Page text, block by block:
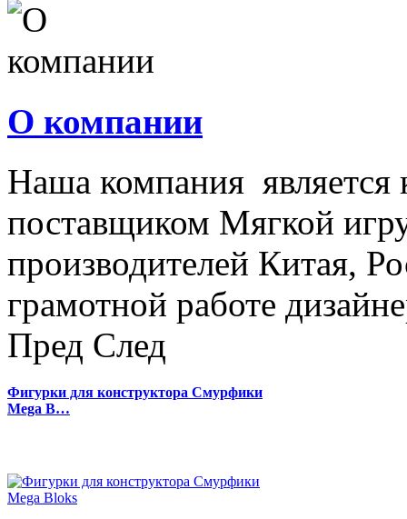
О компании
Наша компания
поставщиком Мягкой
производителей Китая,
грамотной работе
Пред След
Фигурки для конструктора Смурфики
Mega B…